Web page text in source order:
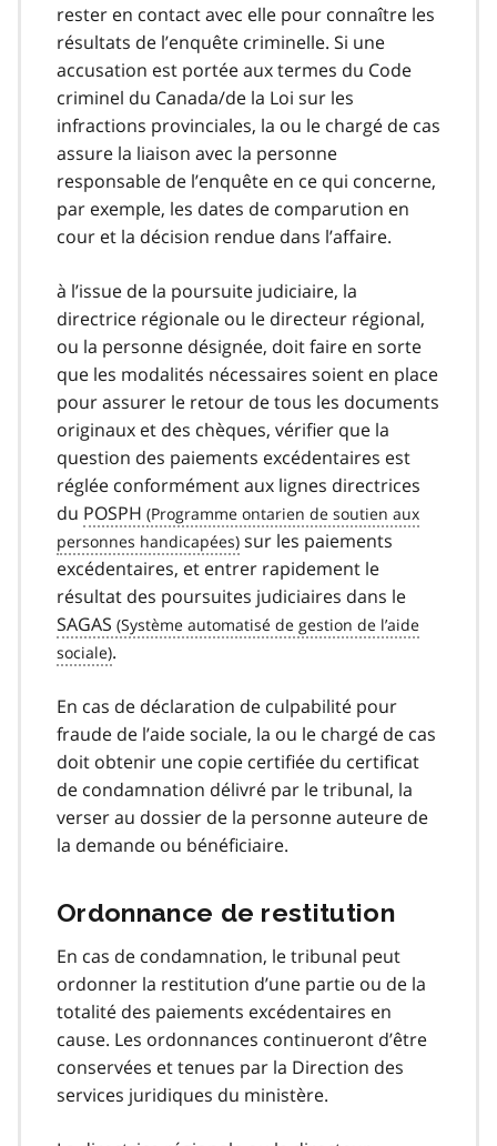
rester en contact avec elle pour connaître les
résultats de l’enquête criminelle. Si une
accusation est portée aux termes du Code
criminel du Canada/de la Loi sur les
infractions provinciales, la ou le chargé de cas
assure la liaison avec la personne
responsable de l’enquête en ce qui concerne,
par exemple, les dates de comparution en
cour et la décision rendue dans l’affaire.
à l’issue de la poursuite judiciaire, la
directrice régionale ou le directeur régional,
ou la personne désignée, doit faire en sorte
que les modalités nécessaires soient en place
pour assurer le retour de tous les documents
originaux et des chèques, vérifier que la
question des paiements excédentaires est
réglée conformément aux lignes directrices
du POSPH
sur les paiements
excédentaires, et entrer rapidement le
résultat des poursuites judiciaires dans le
SAGAS
.
En cas de déclaration de culpabilité pour
fraude de l’aide sociale, la ou le chargé de cas
doit obtenir une copie certifiée du certificat
de condamnation délivré par le tribunal, la
verser au dossier de la personne auteure de
la demande ou bénéficiaire.
Ordonnance de restitution
En cas de condamnation, le tribunal peut
ordonner la restitution d’une partie ou de la
totalité des paiements excédentaires en
cause. Les ordonnances continueront d’être
conservées et tenues par la Direction des
services juridiques du ministère.